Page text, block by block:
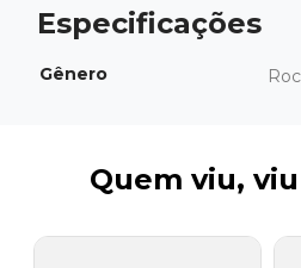
Gênero
Quem viu,